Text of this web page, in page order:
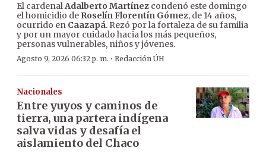
El cardenalAdalberto Martínez condenó este domingo
el homicidio de Roselín Florentín Gómez, de 14 años,
ocurrido en Caazapá. Rezó por la fortaleza de su familia
y por un mayor cuidado hacia los más pequeños,
personas vulnerables, niños y jóvenes.
Agosto 9, 2026 06:32 p. m. · Redacción ÚH
Nacionales
Entre yuyos y caminos de
tierra, una partera indígena
salva vidas y desafía el
aislamiento del Chaco